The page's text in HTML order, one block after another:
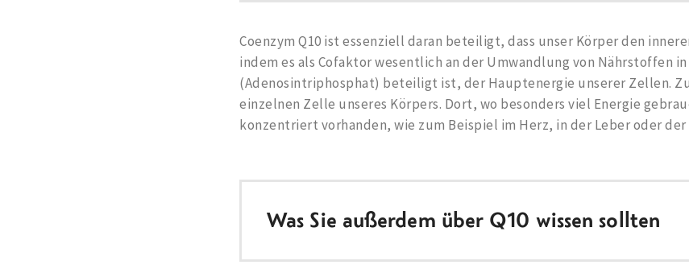
Coenzym Q10 ist essenziell daran beteiligt, dass unser Körper den
indem es als Cofaktor wesentlich an der Umwandlung von Nährstoffen in
(Adenosintriphosphat) beteiligt ist, der Hauptenergie unserer Zellen.
einzelnen Zelle unseres Körpers. Dort, wo besonders viel Energie
konzentriert vorhanden, wie zum Beispiel im Herz, in der Leber oder
Was Sie außerdem über Q10 wissen sollten